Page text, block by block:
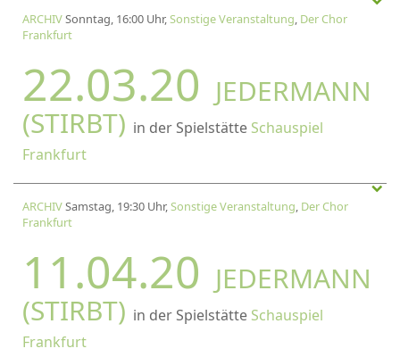
ARCHIVSonntag, 16:00 Uhr,Sonstige Veranstaltung, Der Chor
Frankfurt
22.03.20 JEDERMANN
(STIRBT) in der Spielstätte Schauspiel
Frankfurt
ARCHIVSamstag, 19:30 Uhr,Sonstige Veranstaltung, Der Chor
Frankfurt
11.04.20 JEDERMANN
(STIRBT) in der Spielstätte Schauspiel
Frankfurt